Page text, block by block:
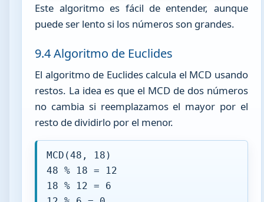
Este algoritmo es fácil de entender, aunque
puede ser lento si los números son grandes.
9.4 Algoritmo de Euclides
El algoritmo de Euclides calcula el MCD usando
restos. La idea es que el MCD de dos números
no cambia si reemplazamos el mayor por el
resto de dividirlo por el menor.
MCD(48, 18)
48 % 18 = 12
18 % 12 = 6